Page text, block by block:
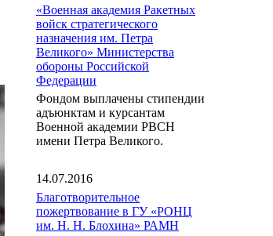
«Военная академия Ракетных
войск стратегического
назначения им. Петра
Великого» Министерства
обороны Российской
Федерации
Фондом выплачены стипендии
адъюнктам и курсантам
Военной академии РВСН
имени Петра Великого.
14.07.2016
Благотворительное
пожертвование в ГУ «РОНЦ
им. Н. Н. Блохина» РАМН